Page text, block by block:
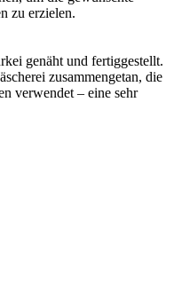
zu erzielen.
genäht und fertiggestellt.
zusammengetan, die
verwendet – eine sehr